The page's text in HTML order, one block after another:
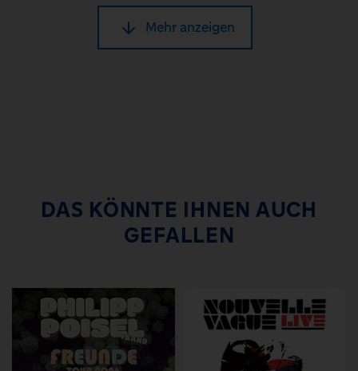
Mehr anzeigen
DAS KÖNNTE IHNEN AUCH
GEFALLEN